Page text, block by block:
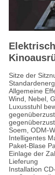
Sitze der
Allgemeine
Wind, Nebel,
Luxusstuhl
Soem, ODM-
Intelligentes
Paket-Blase
Einlage der
Lieferung
Installation